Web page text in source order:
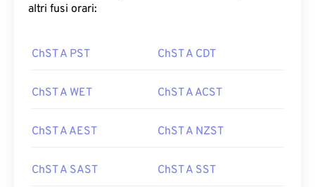
altri fusi orari:
ChST A PST ChST A CDT
ChST A WET ChST A ACST
ChST A AEST ChST A NZST
ChST A SAST ChST A SST